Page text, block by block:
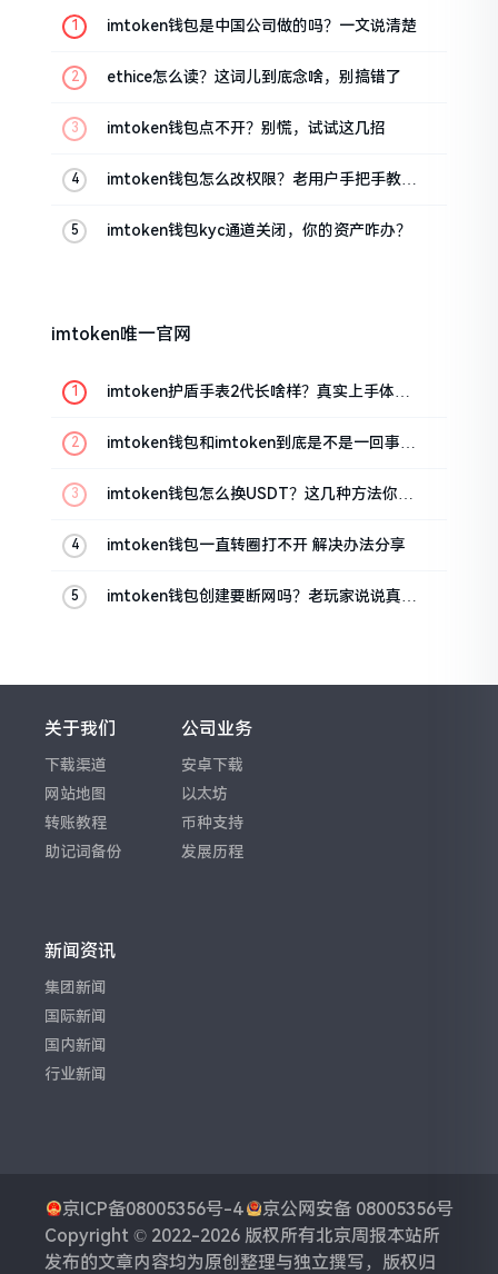
imtoken钱包是中国公司做的吗？一文说清楚
ethice怎么读？这词儿到底念啥，别搞错了
imtoken钱包点不开？别慌，试试这几招
imtoken钱包怎么改权限？老用户手把手教你
imtoken钱包kyc通道关闭，你的资产咋办？
imtoken唯一官网
imtoken护盾手表2代长啥样？真实上手体验
imtoken钱包和imtoken到底是不是一回事？
imtoken钱包怎么换USDT？这几种方法你得
imtoken钱包一直转圈打不开 解决办法分享
imtoken钱包创建要断网吗？老玩家说说真实
关于我们
下载渠道
网站地图
转账教程
助记词备份
公司业务
安卓下载
以太坊
币种支持
发展历程
新闻资讯
集团新闻
国际新闻
国内新闻
行业新闻
京ICP备08005356号-4
京公网安备 08005356号
Copyright © 2022-2026 版权所有北京周报本站所
发布的文章内容均为原创整理与独立撰写，版权归